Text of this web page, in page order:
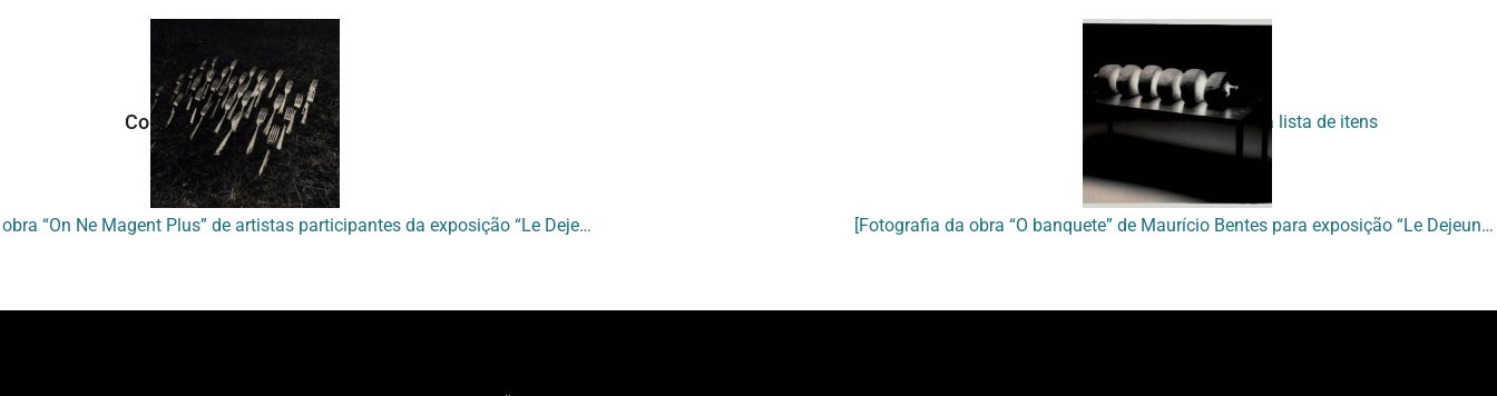
Continuar navegando
[Fotografia da obra “On Ne Magent Plus” de artistas participantes da exposição “Le Dejeuner Srur L’Art – Manet no Brasil] [Fotografia da obra “O banquete” de Maurício Bentes para exposição “Le Dejeuner Sur L’Art – Manet no Brasil]
Voltar para a lista de itens